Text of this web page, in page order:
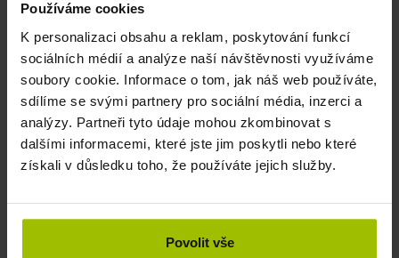
Používáme cookies
K personalizaci obsahu a reklam, poskytování funkcí
sociálních médií a analýze naší návštěvnosti využíváme
soubory cookie. Informace o tom, jak náš web používáte,
sdílíme se svými partnery pro sociální média, inzerci a
analýzy. Partneři tyto údaje mohou zkombinovat s
dalšími informacemi, které jste jim poskytli nebo které
získali v důsledku toho, že používáte jejich služby.
Povolit vše
395 Kč